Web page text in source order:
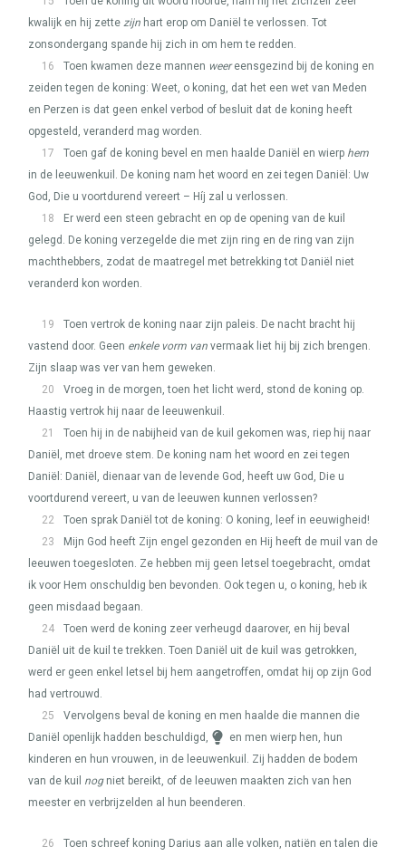
kwalijk en hij zette zijn hart erop om Daniël te verlossen. Tot
zonsondergang spande hij zich in om hem te redden.
16
Toen kwamen deze mannen weereensgezind bij de koning en
zeiden tegen de koning: Weet, o koning, dat het een wet van Meden
en Perzen is dat geen enkel verbod of besluit dat de koning heeft
opgesteld, veranderd mag worden.
17
Toen gaf de koning bevel en men haalde Daniël en wierp hem
in de leeuwenkuil. De koning nam het woord en zei tegen Daniël: Uw
God, Die u voortdurend vereert – Híj zal u verlossen.
18
Er werd een steen gebracht en op de opening van de kuil
gelegd. De koning verzegelde die met zijn ring en de ring van zijn
machthebbers, zodat de maatregel met betrekking tot Daniël niet
veranderd kon worden.
19
Toen vertrok de koning naar zijn paleis. De nacht bracht hij
vastend door. Geen enkele vorm van vermaak liet hij bij zich brengen.
Zijn slaap was ver van hem geweken.
20
Vroeg in de morgen, toen het licht werd, stond de koning op.
Haastig vertrok hij naar de leeuwenkuil.
21
Toen hij in de nabijheid van de kuil gekomen was, riep hij naar
Daniël, met droeve stem. De koning nam het woord en zei tegen
Daniël: Daniël, dienaar van de levende God, heeft uw God, Die u
voortdurend vereert, u van de leeuwen kunnen verlossen?
22
Toen sprak Daniël tot de koning: O koning, leef in eeuwigheid!
23
Mijn God heeft Zijn engel gezonden en Hij heeft de muil van de
leeuwen toegesloten. Ze hebben mij geen letsel toegebracht, omdat
ik voor Hem onschuldig ben bevonden. Ook tegen u, o koning, heb ik
geen misdaad begaan.
24
Toen werd de koning zeer verheugd daarover, en hij beval
Daniël uit de kuil te trekken. Toen Daniël uit de kuil was getrokken,
werd er geen enkel letsel bij hem aangetroffen, omdat hij op zijn God
had vertrouwd.
25
Vervolgens beval de koning en men haalde die mannen die
Daniël openlijk hadden beschuldigd,
en men wierp hen, hun
kinderen en hun vrouwen, in de leeuwenkuil. Zij hadden de bodem
van de kuil nogniet bereikt, of de leeuwen maakten zich van hen
meester en verbrijzelden al hun beenderen.
26 Toen schreef koning Darius aan alle volken, natiën en talen die